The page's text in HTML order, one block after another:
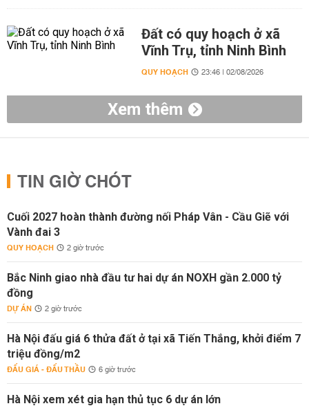
Đất có quy hoạch ở xã
Vĩnh Trụ, tỉnh Ninh Bình
QUY HOẠCH 23:46 | 02/08/2026
Xem thêm
TIN GIỜ CHÓT
Cuối 2027 hoàn thành đường nối Pháp Vân - Cầu Giẽ với
Vành đai 3
QUY HOẠCH 2 giờ trước
Bắc Ninh giao nhà đầu tư hai dự án NOXH gần 2.000 tỷ
đồng
DỰ ÁN 2 giờ trước
Hà Nội đấu giá 6 thửa đất ở tại xã Tiến Thắng, khởi điểm 7
triệu đồng/m2
ĐẤU GIÁ - ĐẤU THẦU 6 giờ trước
Hà Nội xem xét gia hạn thủ tục 6 dự án lớn